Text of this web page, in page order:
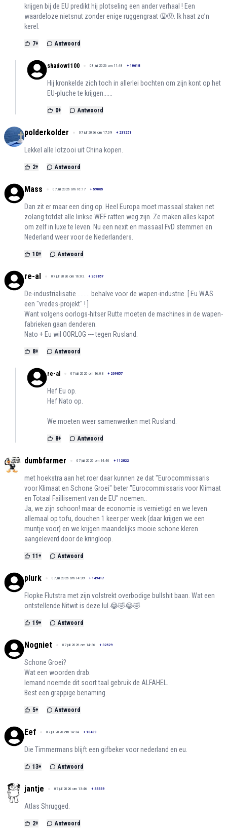
krijgen bij de EU predikt hij plotseling een ander verhaal ! Een
waardeloze nietsnut zonder enige ruggengraat 🤮😡. Ik haat zo’n
kerel.
7+ Antwoord
shadow1100 08 juli 2026 om 11:48 + 10618
Hij kronkelde zich toch in allerlei bochten om zijn kont op het
EU-pluche te krijgen......
0+ Antwoord
polderkolder 07 juli 2026 om 17:09 + 231251
Lekkel alle lotzooi uit China kopen.
2+ Antwoord
Mass 07 juli 2026 om 16:17 + 59085
Dan zit er maar een ding op. Heel Europa moet massaal staken net
zolang totdat alle linkse WEF ratten weg zijn. Ze maken alles kapot
om zelf in luxe te leven. Nu een nexit en massaal FvD stemmen en
Nederland weer voor de Nederlanders.
10+ Antwoord
re-al 07 juli 2026 om 16:02 + 209857
De-industrialisatie ........ behalve voor de wapen-industrie. [ Eu WAS
een "vredes-projekt" ! ]
Want volgens oorlogs-hitser Rutte moeten de machines in de wapen-
fabrieken gaan denderen.
Nato + Eu wil OORLOG --- tegen Rusland.
8+ Antwoord
re-al 07 juli 2026 om 16:03 + 209857
Hef Eu op.
Hef Nato op.
We moeten weer samenwerken met Rusland.
8+ Antwoord
dumbfarmer 07 juli 2026 om 14:40 + 112822
met hoekstra aan het roer daar kunnen ze dat "Eurocommissaris
voor Klimaat en Schone Groei" beter "Eurocommissaris voor Klimaat
en Totaal Faillisement van de EU" noemen..
Ja, we zijn schoon! maar de economie is vernietigd en we leven
allemaal op tofu, douchen 1 keer per week (daar krijgen we een
muntje voor) en we krijgen maandelijks mooie schone kleren
aangeleverd door de kringloop.
11 + Antwoord
plurk 07 juli 2026 om 14:39 + 149417
Flopke Flutstra met zijn volstrekt overbodige bullshit baan. Wat een
ontstellende Nitwit is deze lul.😂🤣😂🤣
19+ Antwoord
Nogniet 07 juli 2026 om 14:36 + 32529
Schone Groei?
Wat een woorden drab.
Iemand noemde dit soort taal gebruik de ALFAHEL.
Best een grappige benaming.
5+ Antwoord
Eef 07 juli 2026 om 14:34 + 10499
Die Timmermans blijft een gifbeker voor nederland en eu.
13+ Antwoord
jantje 07 juli 2026 om 13:46 + 33339
Atlas Shrugged.
2+ Antwoord